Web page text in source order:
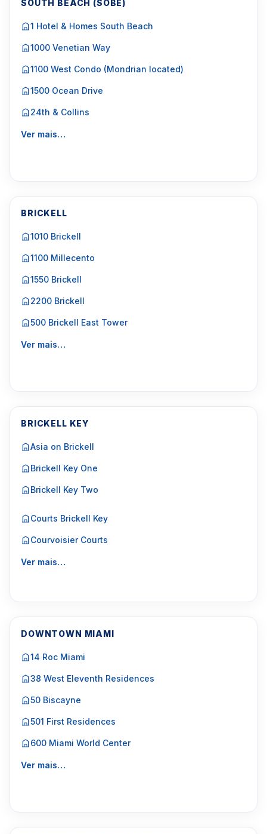
SOUTH BEACH (SOBE)
1 Hotel & Homes South Beach
1000 Venetian Way
1100 West Condo (Mondrian located)
1500 Ocean Drive
24th & Collins
Ver mais…
BRICKELL
1010 Brickell
1100 Millecento
1550 Brickell
2200 Brickell
500 Brickell East Tower
Ver mais…
BRICKELL KEY
Asia on Brickell
Brickell Key One
Brickell Key Two
Courts Brickell Key
Courvoisier Courts
Ver mais…
DOWNTOWN MIAMI
14 Roc Miami
38 West Eleventh Residences
50 Biscayne
501 First Residences
600 Miami World Center
Ver mais…